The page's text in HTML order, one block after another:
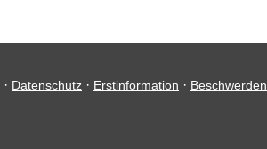
· Datenschutz · Erstinformation · Beschwerden